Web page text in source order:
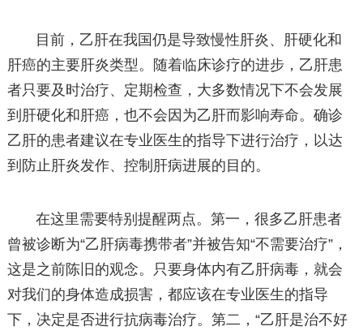
目前，乙肝在我国仍是导致慢性肝炎、肝硬化和
肝癌的主要肝炎类型。随着临床诊疗的进步，乙肝患
者只要及时治疗、定期检查，大多数情况下不会发展
到肝硬化和肝癌，也不会因为乙肝而影响寿命。确诊
乙肝的患者建议在专业医生的指导下进行治疗，以达
到防止肝炎发作、控制肝病进展的目的。
在这里需要特别提醒两点。第一，很多乙肝患者
曾被诊断为“乙肝病毒携带者”并被告知“不需要治疗”，
这是之前陈旧的观念。只要身体内有乙肝病毒，就会
对我们的身体造成损害，都应该在专业医生的指导
下，决定是否进行抗病毒治疗。第二，“乙肝是治不好